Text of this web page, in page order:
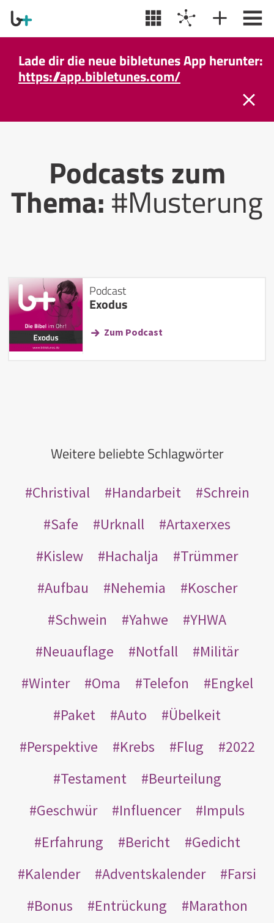
Lade dir die neue bibletunes App herunter:
https://app.bibletunes.com/
Podcasts zum
Thema:#Musterung
Podcast
Exodus
Zum Podcast
Weitere beliebte Schlagwörter
Christival Handarbeit
Schrein
Safe
Urknall
Artaxerxes
Kislew
Hachalja
Trümmer
Aufbau
Nehemia
Koscher
Schwein
Yahwe
YHWA
Neuauflage
Notfall
Militär
Winter
Oma Telefon
Engkel
Paket
Auto
Übelkeit
Perspektive
Krebs Flug
2022
Testament
Beurteilung
Geschwür
Influencer
Impuls
Erfahrung
Bericht
Gedicht
Kalender
Adventskalender
Farsi
Bonus
Entrückung
Marathon